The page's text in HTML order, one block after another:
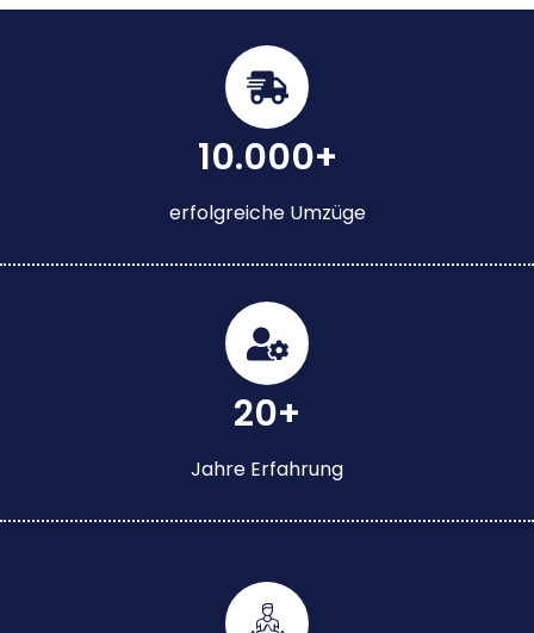
10.000+
erfolgreiche Umzüge
20+
Jahre Erfahrung